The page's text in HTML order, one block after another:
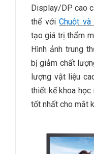
Display/DP cao
thể vớiChuột
tạo giá trị thẩm
Hình ảnh trung
bị giảm chất
lượng vật liệu
thiết kế khoa học
tốt nhất cho mắt